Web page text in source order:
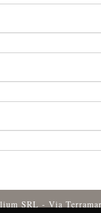
SRL - Via